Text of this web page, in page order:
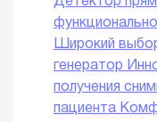
Широкий
генератор
получения
пациента